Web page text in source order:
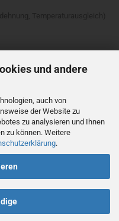
und andere
auch von
der Website zu
zu analysieren und Ihnen
zu können. Weitere
.